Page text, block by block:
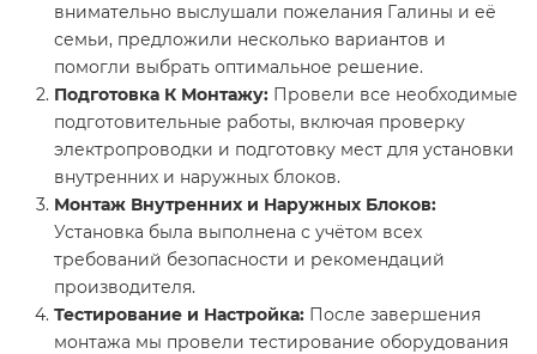
внимательно выслушали пожелания Галины и её
семьи, предложили несколько вариантов и
помогли выбрать оптимальное решение.
Подготовка К Монтажу: Провели все необходимые
подготовительные работы, включая проверку
электропроводки и подготовку мест для установки
внутренних и наружных блоков.
Монтаж Внутренних и Наружных Блоков:
Установка была выполнена с учётом всех
требований безопасности и рекомендаций
производителя.
Тестирование и Настройка: После завершения
монтажа мы провели тестирование оборудования